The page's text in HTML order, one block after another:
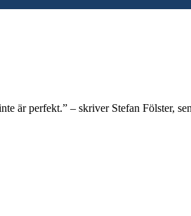
är perfekt.” – skriver Stefan Fölster,